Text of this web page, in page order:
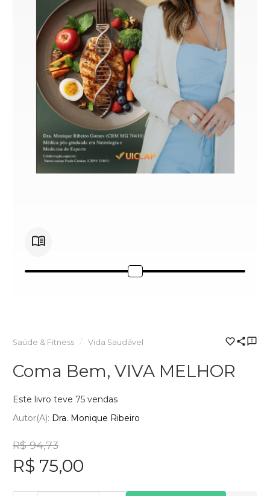
Saúde & Fitness Vida Saudável
Coma Bem, VIVA MELHOR
Este livro teve 75 vendas
Autor(a): Dra. Monique Ribeiro
R$ 94,73
R$ 75,00